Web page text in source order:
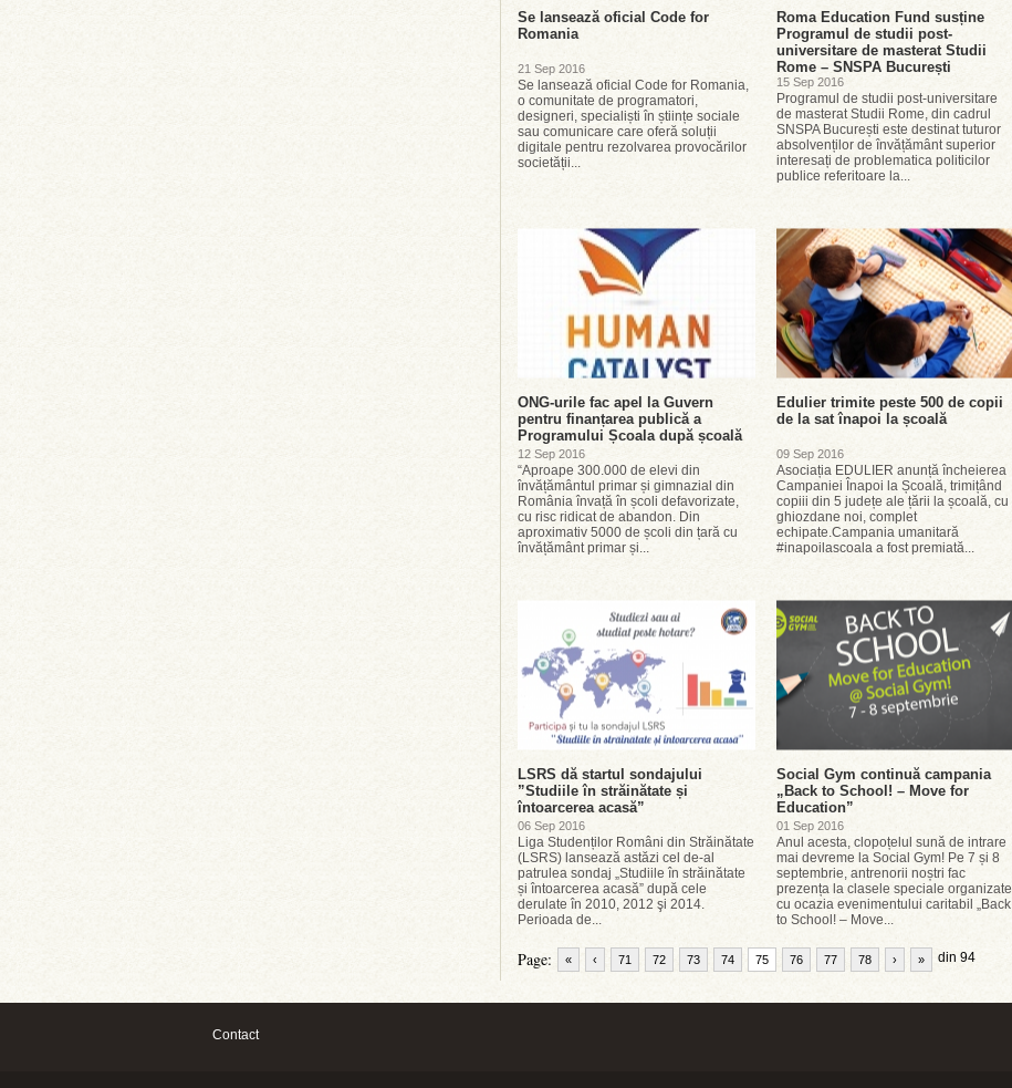
Se lansează oficial Code for
Romania
21 Sep 2016
Se lansează oficial Code for Romania,
o comunitate de programatori,
designeri, specialiști în științe sociale
sau comunicare care oferă soluții
digitale pentru rezolvarea provocărilor
societății...
Roma Education Fund susține
Programul de studii post-
universitare de masterat Studii
Rome – SNSPA București
15 Sep 2016
Programul de studii post-universitare
de masterat Studii Rome, din cadrul
SNSPA București este destinat tuturor
absolvenților de învățământ superior
interesați de problematica politicilor
publice referitoare la...
ONG-urile fac apel la Guvern
pentru finanțarea publică a
Programului Școala după școală
12 Sep 2016
“Aproape 300.000 de elevi din
învățământul primar și gimnazial din
România învață în școli defavorizate,
cu risc ridicat de abandon. Din
aproximativ 5000 de școli din țară cu
învățământ primar și...
Edulier trimite peste 500 de copii
de la sat înapoi la școală
09 Sep 2016
Asociația EDULIER anunță încheierea
Campaniei Înapoi la Școală, trimițând
copiii din 5 județe ale țării la școală, cu
ghiozdane noi, complet
echipate.Campania umanitară
#inapoilascoala a fost premiată...
LSRS dă startul sondajului
”Studiile în străinătate și
întoarcerea acasă”
06 Sep 2016
Liga Studenților Români din Străinătate
(LSRS) lansează astăzi cel de-al
patrulea sondaj „Studiile în străinătate
și întoarcerea acasă” după cele
derulate în 2010, 2012 şi 2014.
Perioada de...
Social Gym continuă campania
„Back to School! – Move for
Education”
01 Sep 2016
Anul acesta, clopoțelul sună de intrare
mai devreme la Social Gym! Pe 7 și 8
septembrie, antrenorii noștri fac
prezența la clasele speciale organizate
cu ocazia evenimentului caritabil „Back
to School! – Move...
Page: « ‹ 71 72 73 74 75 76 77 78 din 94
› »
Contact